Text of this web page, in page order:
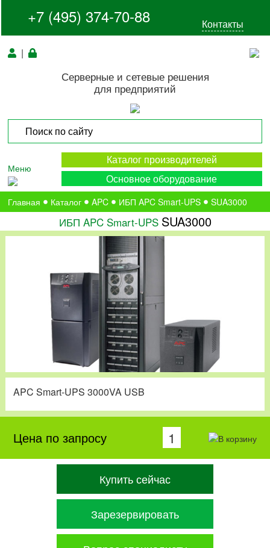
+7 (495) 374-70-88 Контакты
|
Серверные и сетевые решения
для предприятий
Меню
Каталог производителей
Основное оборудование
Главная Каталог APC ИБП APC Smart-UPS SUA3000
ИБП APC Smart-UPS SUA3000
APC Smart-UPS 3000VA USB
Цена по запросу
Купить сейчас
Зарезервировать